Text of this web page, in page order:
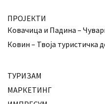
ПРОЈЕКТИ
Ковачица и Падина –
Ковин – Твоја туристичка
ТУРИЗАМ
МАРКЕТИНГ